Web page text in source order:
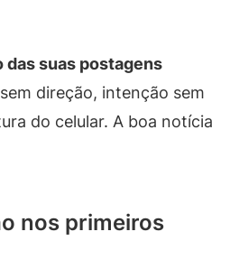
das suas postagens
direção, intenção sem
do celular. A boa notícia
nos primeiros